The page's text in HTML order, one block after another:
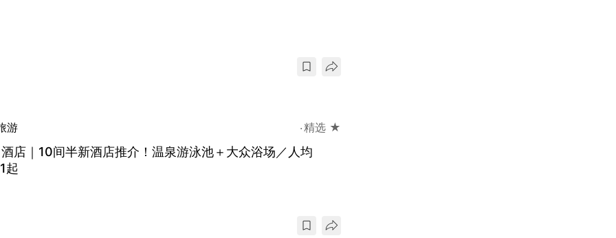
游 精选 ★
店｜10间半新酒店推介！温泉游泳池＋大众浴场／人均
起